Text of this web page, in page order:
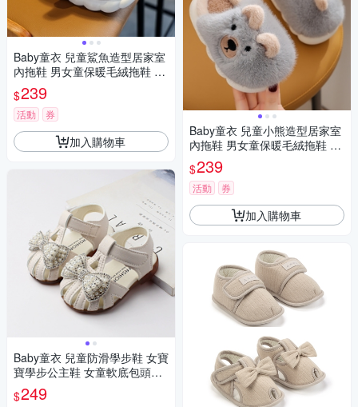
Baby童衣 兒童鯊魚造型居家室
內拖鞋 男女童保暖毛絨拖鞋 幼
稚園室內拖 11701
$239
活動 券
加入購物車
Baby童衣 兒童防滑學步鞋 女寶
寶學步公主鞋 女童軟底包頭涼
鞋 護趾涼鞋 11833
$249
Baby童衣 兒童小熊造型居家室
內拖鞋 男女童保暖毛絨拖鞋 幼
稚園室內拖 11702
$239
活動 券
加入購物車